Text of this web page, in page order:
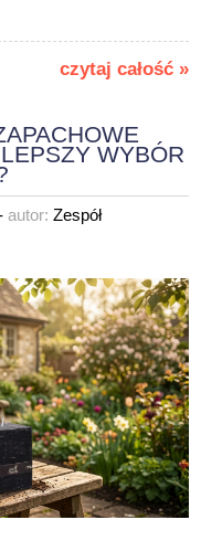
czytaj całość »
WYBÓR
autor: Zespół